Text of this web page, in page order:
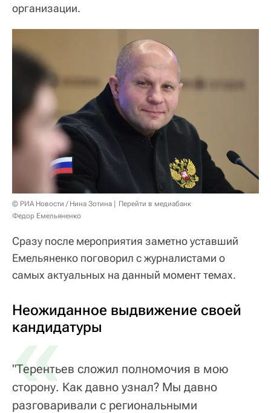
организации.
© РИА Новости / Нина Зотина
Перейти в медиабанк
Федор Емельяненко
Сразу после мероприятия заметно уставший
Емельяненко поговорил с журналистами о
самых актуальных на данный момент темах.
Неожиданное выдвижение своей
кандидатуры
«
"Терентьев сложил полномочия в мою
сторону. Как давно узнал? Мы давно
разговаривали с региональными